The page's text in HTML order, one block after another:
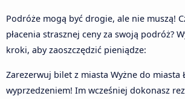
Podróże mogą być drogie, ale nie muszą!
płacenia strasznej ceny za swoją podróż?
kroki, aby zaoszczędzić pieniądze:
Zarezerwuj bilet z miasta Wyżne do miasta
wyprzedzeniem! Im wcześniej dokonasz